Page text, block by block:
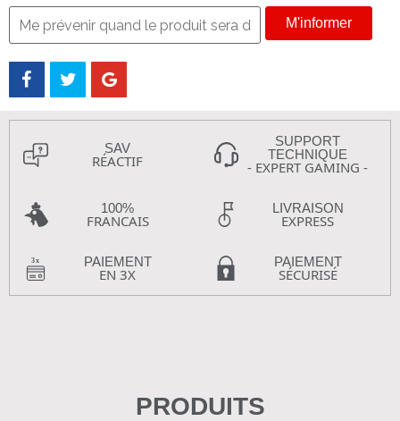
M'informer
SAV
RÉACTIF
SUPPORT
TECHNIQUE
- EXPERT GAMING -
100%
FRANCAIS
LIVRAISON
EXPRESS
PAIEMENT
EN 3X
PAIEMENT
SÉCURISÉ
PRODUITS